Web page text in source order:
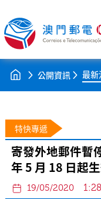
公開資訊 最新
特快專遞
寄發外地郵件暫
年 5 月 18 日起生
19/05/2020